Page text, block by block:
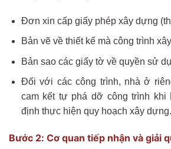
Đơn xin cấp giấy phép xây dựng
Bản vẽ về thiết kế mà công trình
Bản sao các giấy tờ về quyền sử
Đối với các công trình, nhà ở
cam kết tự phá dỡ công trình khi
định thực hiện quy hoạch xây dựng.
Bước 2: Cơ quan tiếp nhận và giải